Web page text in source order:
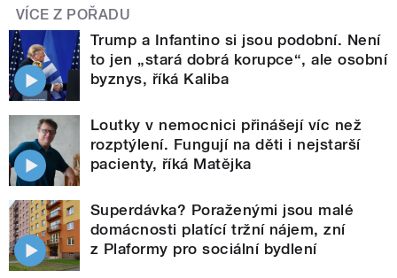
VÍCE Z POŘADU
Trump a Infantino si jsou podobní. Není
to jen „stará dobrá korupce“, ale osobní
byznys, říká Kaliba
Loutky v nemocnici přinášejí víc než
rozptýlení. Fungují na děti i nejstarší
pacienty, říká Matějka
Superdávka? Poraženými jsou malé
domácnosti platící tržní nájem, zní
z Plaformy pro sociální bydlení